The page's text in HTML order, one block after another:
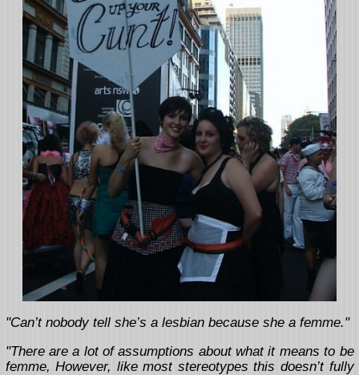
"Can’t nobody tell she’s a lesbian because she a femme."
"There are a lot of assumptions about what it means to be
femme, However, like most stereotypes this doesn’t fully